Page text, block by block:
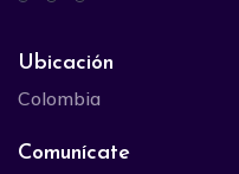
Ubicación
Colombia
Comunícate